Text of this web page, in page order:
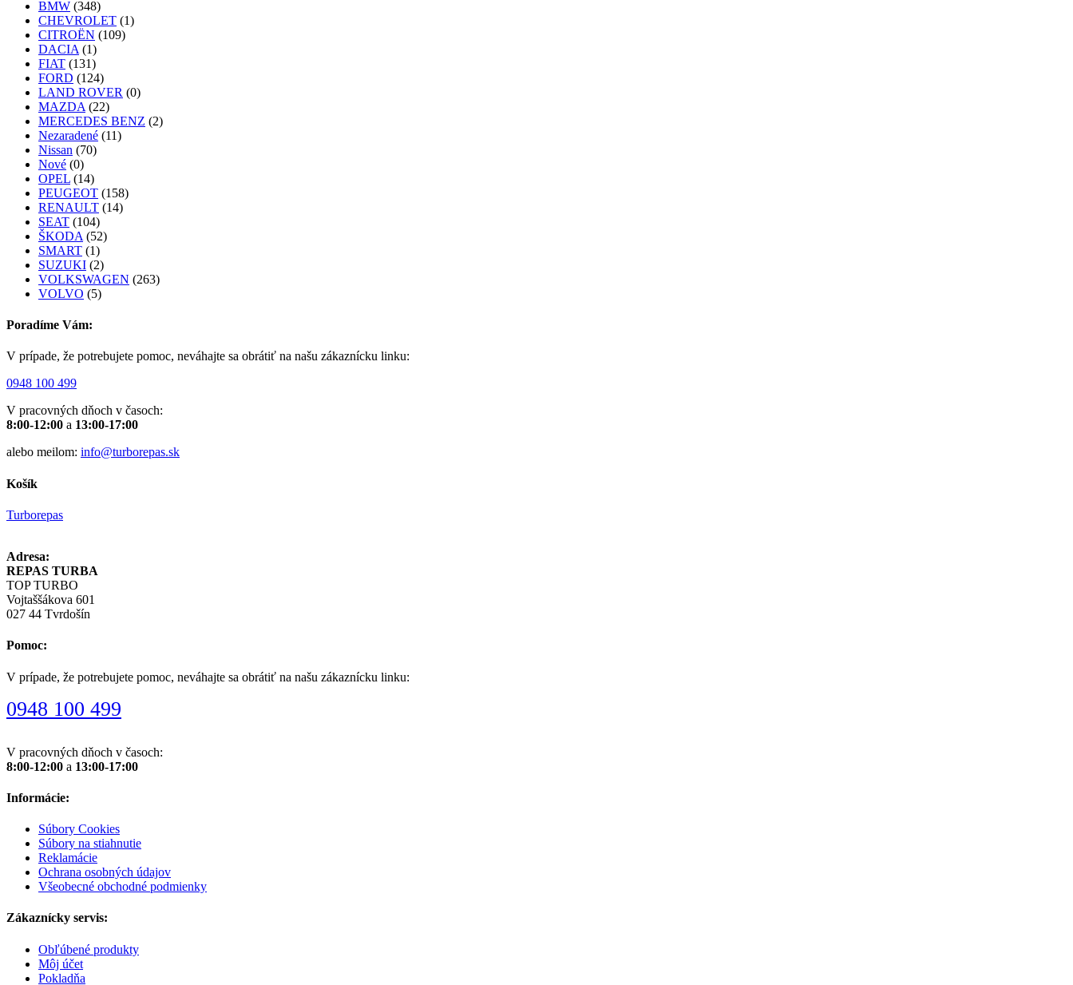
BMW (348)
CHEVROLET (1)
CITROËN (109)
DACIA (1)
FIAT (131)
FORD (124)
LAND ROVER (0)
MAZDA (22)
MERCEDES BENZ (2)
Nezaradené (11)
Nissan (70)
Nové (0)
OPEL (14)
PEUGEOT (158)
RENAULT (14)
SEAT (104)
ŠKODA (52)
SMART (1)
SUZUKI (2)
VOLKSWAGEN (263)
VOLVO (5)
Poradíme Vám:
V prípade, že potrebujete pomoc, neváhajte sa obrátiť na našu zákaznícku linku:
0948 100 499
V pracovných dňoch v časoch:
8:00-12:00 a 13:00-17:00
alebo meilom: info@turborepas.sk
Košík
Turborepas
Adresa:
REPAS TURBA
TOP TURBO
Vojtaššákova 601
027 44 Tvrdošín
Pomoc:
V prípade, že potrebujete pomoc, neváhajte sa obrátiť na našu zákaznícku linku:
0948 100 499
V pracovných dňoch v časoch:
8:00-12:00 a 13:00-17:00
Informácie:
Súbory Cookies
Súbory na stiahnutie
Reklamácie
Ochrana osobných údajov
Všeobecné obchodné podmienky
Zákaznícky servis:
Obľúbené produkty
Môj účet
Pokladňa